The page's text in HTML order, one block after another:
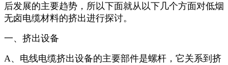
后发展的主要趋势，所以下面就从以下几个方面对低烟
无卤电缆材料的挤出进行探讨。
一、挤出设备
A、电线电缆挤出设备的主要部件是螺杆，它关系到挤